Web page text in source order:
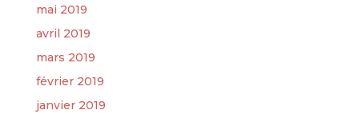
mai 2019
avril 2019
mars 2019
février 2019
janvier 2019